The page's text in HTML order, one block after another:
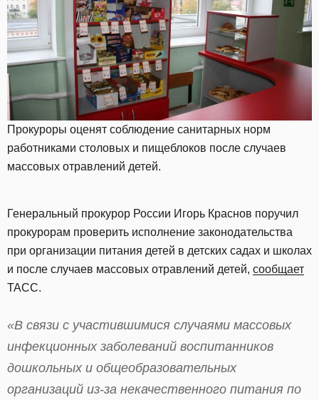
Прокуроры оценят соблюдение санитарных норм
работниками столовых и пищеблоков после случаев
массовых отравлений детей.
Генеральный прокурор России Игорь Краснов поручил
прокурорам проверить исполнение законодательства
при организации питания детей в детских садах и школах
и после случаев массовых отравлений детей, сообщает
ТАСС.
«В связи с участившимися случаями массовых
инфекционных заболеваний воспитанников
дошкольных и общеобразовательных
организаций из-за некачественного питания по